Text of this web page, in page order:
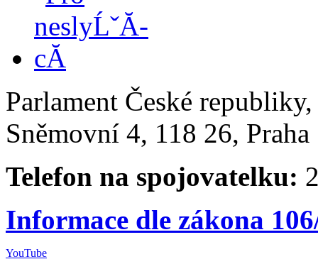
Parlament České
Sněmovní 4, 118 26,
Telefon na spojovatelku:
Informace dle zákona
YouTube